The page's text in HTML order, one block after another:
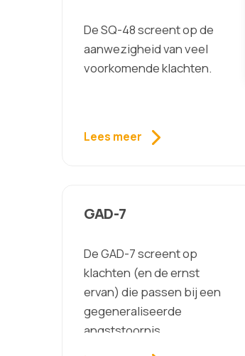
De SQ-48 screent op de
aanwezigheid van veel
voorkomende klachten.
Lees meer
GAD-7
De GAD-7 screent op
klachten (en de ernst
ervan) die passen bij een
gegeneraliseerde
angststoornis.